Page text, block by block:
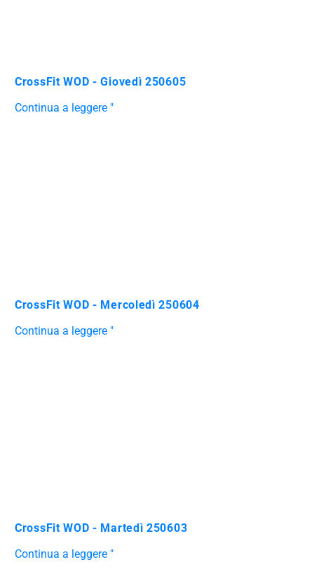
CrossFit WOD - Giovedì 250605
Continua a leggere "
CrossFit WOD - Mercoledì 250604
Continua a leggere "
CrossFit WOD - Martedì 250603
Continua a leggere "